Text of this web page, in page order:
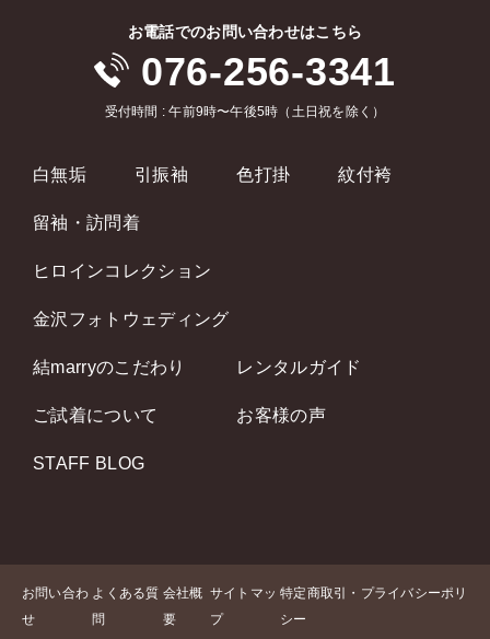
お電話でのお問い合わせはこちら
076-256-3341
受付時間 : 午前9時〜午後5時（土日祝を除く）
白無垢 引振袖 色打掛 紋付袴
留袖・訪問着
ヒロインコレクション
金沢フォトウェディング
結marryのこだわり レンタルガイド
ご試着について お客様の声
STAFF BLOG
お問い合わ
せ
よくある質
問
会社概
要
サイトマッ
プ
特定商取引・プライバシーポリ
シー